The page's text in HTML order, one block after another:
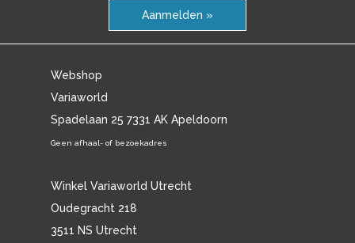
Aanmelden »
Webshop
Variaworld
Spadelaan 25 7331 AK Apeldoorn
Geen afhaal- of bezoekadres
Winkel Variaworld Utrecht
Oudegracht 218
3511 NS Utrecht